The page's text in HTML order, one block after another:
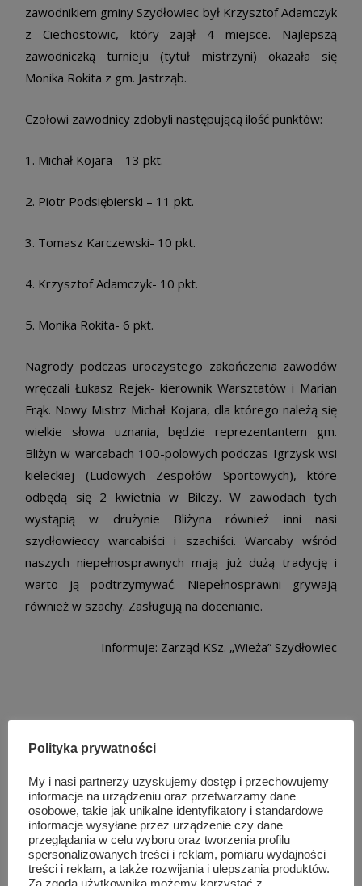
zawodnikiem gminy Szydłowiec był Krzysztof Adamczyk
z Ciechostowic, który zajął 4 miejsce. Najlepszą
zawodniczką turnieju (tytuł mistrzyni) okazała się
Monika Rokita z gm. Jastrząb.
Czołowi zawodnicy zdobyli następującą ilość punktów:
1. Michał Kojara – 13 pkt.
2. Piotr Podsiębierski – 11 pkt.
3. Tomasz Karczewski- 10 pkt.
4. Krzysztof Adamczyk- 10 pkt.
5. Monika Rokita- 6 pkt.
Nagrody podczas uroczystego zakończenia zawodów
wręczali Łukasz Rejek- kierownik Warsztatów i Marian
Frąk. Nowy Mistrz Michał Kojara, dla którego należą się
wielkie słowa uznania, będzie reprezentantem gm.
Bliżyn w warcabach 100-polowych podczas Igrzysk wsi
kieleckiej (Ludowych Zespołów Sportowych), które
odbędą się 2 kwietnia w Bilczy. W zawodach tych
wystąpią w drużynie Bliżyna również inni nasi
szydłowieccy warcabiści i szachiści. Warcaby wśród
naszych niepełnosprawnych mają już dużą tradycję i
warto ją podtrzymywać. Niepełnosprawni grywają
również w szachy. Zasługują na docenianie.
Informuje: Zarząd KSz. „Wieża” Szydłowiec
Polityka prywatności
My i nasi partnerzy uzyskujemy dostęp i przechowujemy
informacje na urządzeniu oraz przetwarzamy dane
osobowe, takie jak unikalne identyfikatory i standardowe
informacje wysyłane przez urządzenie czy dane
przeglądania w celu wyboru oraz tworzenia profilu
spersonalizowanych treści i reklam, pomiaru wydajności
treści i reklam, a także rozwijania i ulepszania produktów.